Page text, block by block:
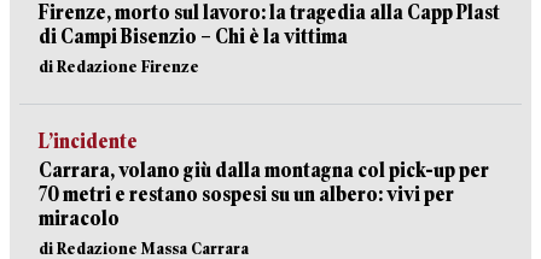
Firenze, morto sul lavoro: la tragedia alla Capp Plast
di Campi Bisenzio – Chi è la vittima
di Redazione Firenze
L’incidente
Carrara, volano giù dalla montagna col pick-up per
70 metri e restano sospesi su un albero: vivi per
miracolo
di Redazione Massa Carrara